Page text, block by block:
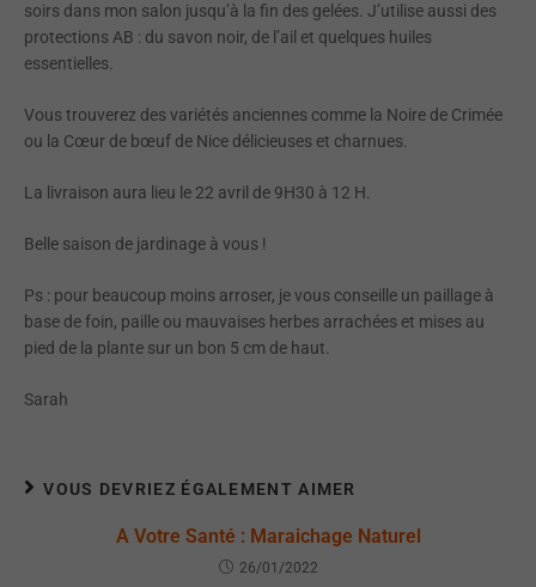
soirs dans mon salon jusqu’à la fin des gelées. J’utilise aussi des
protections AB : du savon noir, de l’ail et quelques huiles
essentielles.
Vous trouverez des variétés anciennes comme la Noire de Crimée
ou la Cœur de bœuf de Nice délicieuses et charnues.
La livraison aura lieu le 22 avril de 9H30 à 12 H.
Belle saison de jardinage à vous !
Ps : pour beaucoup moins arroser, je vous conseille un paillage à
base de foin, paille ou mauvaises herbes arrachées et mises au
pied de la plante sur un bon 5 cm de haut.
Sarah
VOUS DEVRIEZ ÉGALEMENT AIMER
A Votre Santé : Maraichage Naturel
26/01/2022